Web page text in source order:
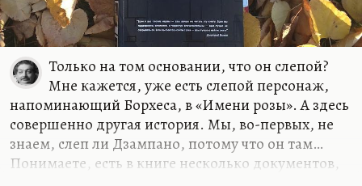
Только на том основании, что он слепой?
Мне кажется, уже есть слепой персонаж,
напоминающий Борхеса, в «Имени розы». А здесь
совершенно другая история. Мы, во-первых, не
знаем, слеп ли Дзампано, потому что он там…
Понимаете, есть в книге несколько документов,